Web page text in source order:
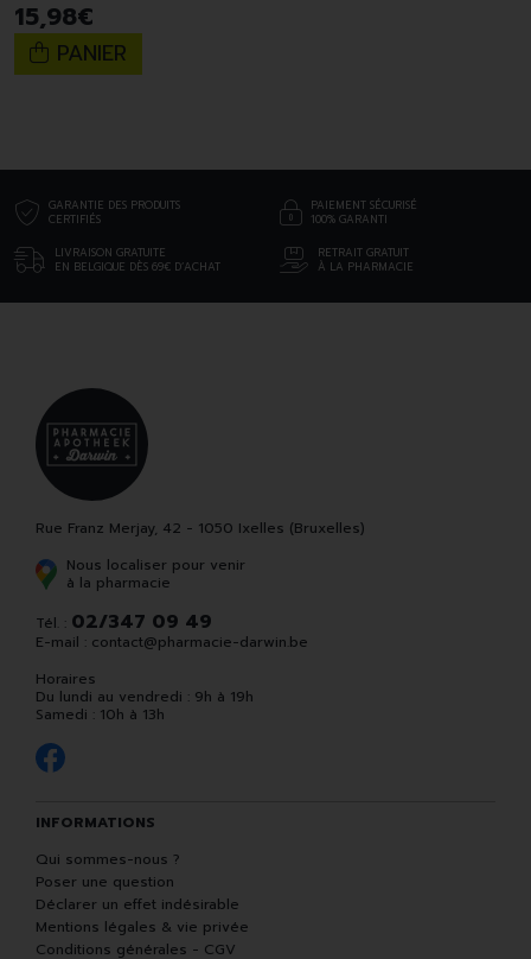
15,98€
PANIER
GARANTIE DES PRODUITS
CERTIFIÉS
PAIEMENT SÉCURISÉ
100% GARANTI
LIVRAISON GRATUITE
EN BELGIQUE DÈS 69€ D’ACHAT
RETRAIT GRATUIT
À LA PHARMACIE
Rue Franz Merjay, 42 - 1050 Ixelles (Bruxelles)
Nous localiser pour venir
à la pharmacie
Tél. : 02/347 09 49
E-mail : contact@pharmacie-darwin.be
Horaires
Du lundi au vendredi : 9h à 19h
Samedi : 10h à 13h
INFORMATIONS
Qui sommes-nous ?
Poser une question
Déclarer un effet indésirable
Mentions légales & vie privée
Conditions générales - CGV